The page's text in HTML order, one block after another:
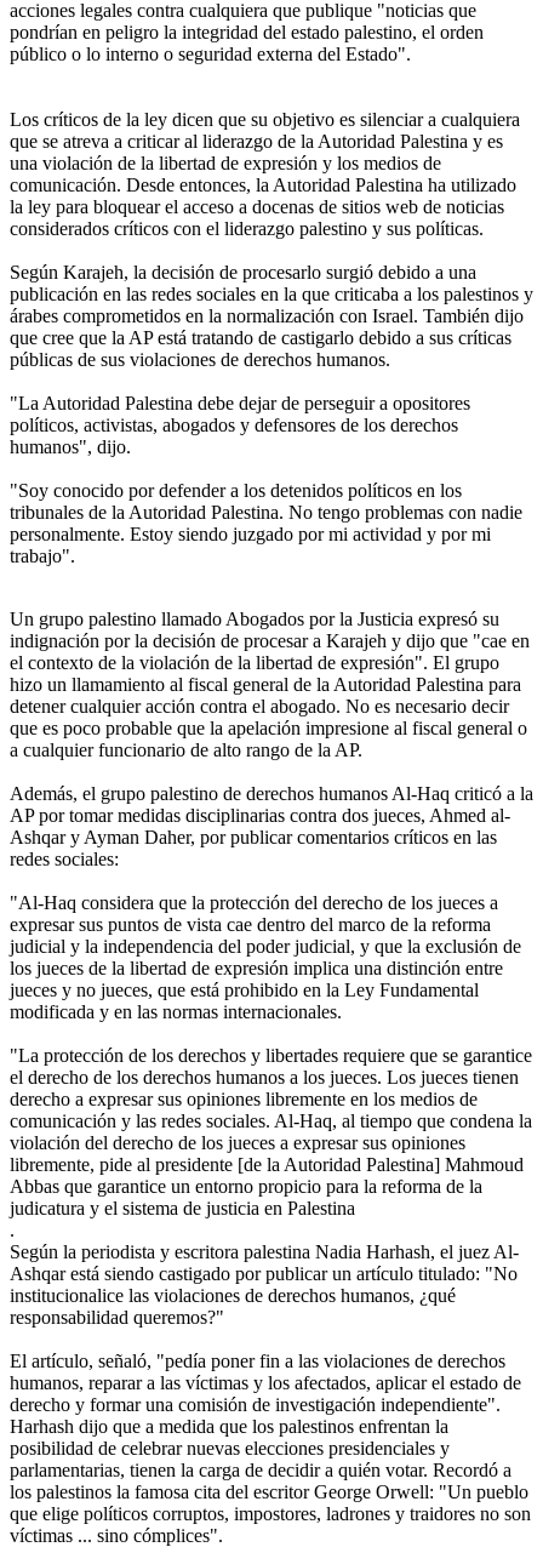
acciones legales contra cualquiera que publique "noticias que
pondrían en peligro la integridad del estado palestino, el orden
público o lo interno o seguridad externa del Estado".
Los críticos de la ley dicen que su objetivo es silenciar a cualquiera
que se atreva a criticar al liderazgo de la Autoridad Palestina y es
una violación de la libertad de expresión y los medios de
comunicación. Desde entonces, la Autoridad Palestina ha utilizado
la ley para bloquear el acceso a docenas de sitios web de noticias
considerados críticos con el liderazgo palestino y sus políticas.
Según Karajeh, la decisión de procesarlo surgió debido a una
publicación en las redes sociales en la que criticaba a los palestinos y
árabes comprometidos en la normalización con Israel. También dijo
que cree que la AP está tratando de castigarlo debido a sus críticas
públicas de sus violaciones de derechos humanos.
"La Autoridad Palestina debe dejar de perseguir a opositores
políticos, activistas, abogados y defensores de los derechos
humanos", dijo.
"Soy conocido por defender a los detenidos políticos en los
tribunales de la Autoridad Palestina. No tengo problemas con nadie
personalmente. Estoy siendo juzgado por mi actividad y por mi
trabajo".
Un grupo palestino llamado Abogados por la Justicia expresó su
indignación por la decisión de procesar a Karajeh y dijo que "cae en
el contexto de la violación de la libertad de expresión". El grupo
hizo un llamamiento al fiscal general de la Autoridad Palestina para
detener cualquier acción contra el abogado. No es necesario decir
que es poco probable que la apelación impresione al fiscal general o
a cualquier funcionario de alto rango de la AP.
Además, el grupo palestino de derechos humanos Al-Haq criticó a la
AP por tomar medidas disciplinarias contra dos jueces, Ahmed al-
Ashqar y Ayman Daher, por publicar comentarios críticos en las
redes sociales:
"Al-Haq considera que la protección del derecho de los jueces a
expresar sus puntos de vista cae dentro del marco de la reforma
judicial y la independencia del poder judicial, y que la exclusión de
los jueces de la libertad de expresión implica una distinción entre
jueces y no jueces, que está prohibido en la Ley Fundamental
modificada y en las normas internacionales.
"La protección de los derechos y libertades requiere que se garantice
el derecho de los derechos humanos a los jueces. Los jueces tienen
derecho a expresar sus opiniones libremente en los medios de
comunicación y las redes sociales. Al-Haq, al tiempo que condena la
violación del derecho de los jueces a expresar sus opiniones
libremente, pide al presidente [de la Autoridad Palestina] Mahmoud
Abbas que garantice un entorno propicio para la reforma de la
judicatura y el sistema de justicia en Palestina
.
Según la periodista y escritora palestina Nadia Harhash, el juez Al-
Ashqar está siendo castigado por publicar un artículo titulado: "No
institucionalice las violaciones de derechos humanos, ¿qué
responsabilidad queremos?"
El artículo, señaló, "pedía poner fin a las violaciones de derechos
humanos, reparar a las víctimas y los afectados, aplicar el estado de
derecho y formar una comisión de investigación independiente".
Harhash dijo que a medida que los palestinos enfrentan la
posibilidad de celebrar nuevas elecciones presidenciales y
parlamentarias, tienen la carga de decidir a quién votar. Recordó a
los palestinos la famosa cita del escritor George Orwell: "Un pueblo
que elige políticos corruptos, impostores, ladrones y traidores no son
víctimas ... sino cómplices".